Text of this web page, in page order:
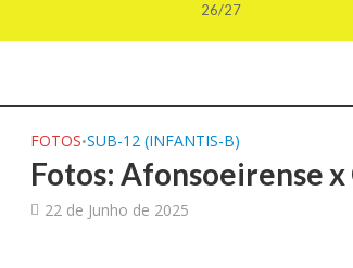
26/27
FOTOS•SUB-12 (INFANTIS-B)
Fotos: Afonsoeirense x
22 de Junho de 2025